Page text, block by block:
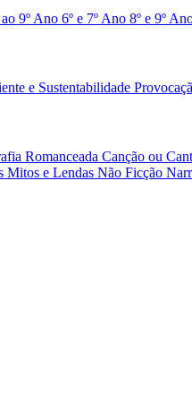
ao 9º Ano 6º e 7º Ano 8º e 9º
e Sustentabilidade
Romanceada Canção ou
Mitos e Lendas Não Ficção